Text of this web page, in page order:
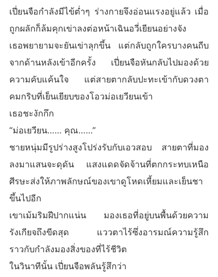
เปี่ยนจือกำลังมีไข้ต่ำๆ ร่างกายจึงอ่อนแรงอยู่แล้ว เมื่อ
ถูกผลักก็ล้มคุกเข่าลงต่อหน้าเฉินอวี่เยียนอย่างจัง
เธอพยายามจะยันเข่าลุกขึ้น แต่กลับถูกใครบางคนถีบ
จากด้านหลังเข้าอีกครั้ง เปี่ยนจือหันกลับไปมองด้วย
ความคับแค้นใจ แต่สายตากลับปะทะเข้ากับดวงตา
คมกริบที่เย็นเยียบของโอวม่อเยวียนเข้า
เธอชะงักกึก
“ม่อเยวียน…… คุณ……”
ชายหนุ่มมีรูปร่างสูงโปร่งรับกับเอวสอบ สายตาที่มอง
ลงมาแสนจะดุดัน แสงแดดจัดจ้านที่ตกกระทบเหนือ
ศีรษะส่งให้ภาพลักษณ์ของเขาดูโหดเหี้ยมและเย็นชา
ขึ้นไปอีก
เขาเม้มริมฝีปากแน่น มองเธอที่อยู่บนพื้นด้วยความ
รังเกียจถึงขีดสุด แววตาไร้ซึ่งอารมณ์ความรู้สึก
ราวกับกำลังมองสิ่งของที่ไร้ชีวิต
ในวินาทีนั้น เปี่ยนจือพลันรู้สึกว่า